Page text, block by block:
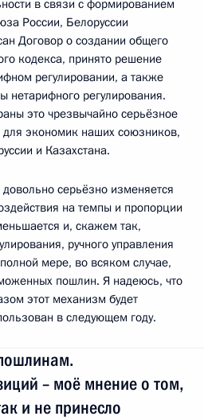
в связи с формированием
России, Белоруссии
Договор о создании общего
кодекса, принято решение
регулировании, а также
нетарифного регулирования.
это чрезвычайно серьёзное
экономик наших союзников,
и Казахстана.
серьёзно изменяется
на темпы и пропорции
и, скажем так,
ручного управления
мере, во всяком случае,
пошлин. Я надеюсь, что
этот механизм будет
в следующем году.
– моё мнение о том,
и не принесло